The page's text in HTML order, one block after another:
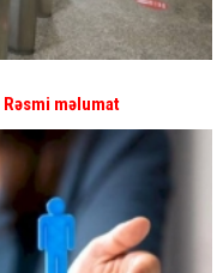
Rəsmi məlumat